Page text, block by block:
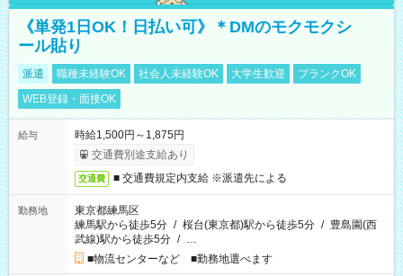
《単発1日OK！日払い可》＊DMのモクモクシ
ール貼り
派遣 職種未経験OK 社会人未経験OK 大学生歓迎
ブランクOK
WEB登録・面接OK
給与
時給1,500円～1,875円
交通費別途支給あり
交通費 ■ 交通費規定内支給 ※派遣先による
勤務地
東京都練馬区
練馬駅から徒歩5分 / 桜台(東京都)駅から徒歩5分 / 豊島園(西
武線)駅から徒歩5分 / …
■物流センターなど ■勤務地選べます